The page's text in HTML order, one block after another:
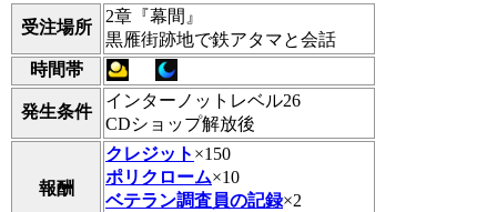
受注場所
2章『幕間』
黒雁街跡地で鉄アタマと会話
時間帯
発生条件
インターノットレベル26
CDショップ解放後
報酬
クレジット ×150
ポリクローム×10
ベテラン調査員の記録×2